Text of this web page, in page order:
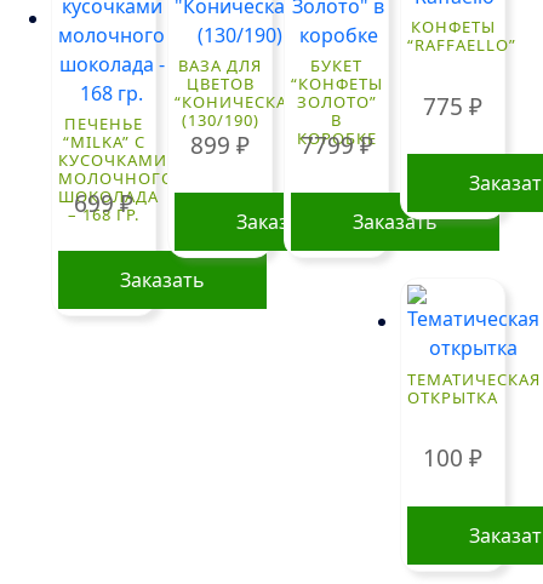
ПЕЧЕНЬЕ
“MILKA” С
КУСОЧКАМИ
МОЛОЧНОГО
ШОКОЛАДА
– 168 ГР.
699₽
Заказать
ВАЗА ДЛЯ
ЦВЕТОВ
“КОНИЧЕСКАЯ”
(130/190)
899₽
Заказать
БУКЕТ
“КОНФЕТЫ
ЗОЛОТО”
В
КОРОБКЕ
7799₽
Заказать
КОНФЕТЫ
“RAFFAELLO”
775₽
ТЕМАТИЧЕСКАЯ
ОТКРЫТКА
100₽